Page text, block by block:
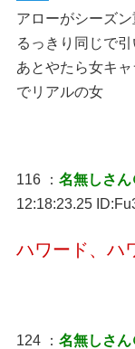
アローがシーズ
るっきり同じで引
あとやたら女キ
でリアルの女
116 ： 名無しさん
12:18:23.25
ハワード、ハ
124 ： 名無しさん